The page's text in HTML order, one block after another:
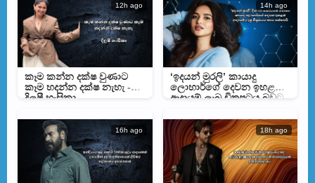
12h ago
කෑම කන්න දක්ෂ වුණාට
කෑම හදන්න දක්ෂ නැහැ -
දිලුෂී හංසිකා
14h ago
‘ඉදයන් මුරලි’ කායාදු
ලොහාර්ගේ දෙවන ඉහළම
ආදායම් ලැබූ චිත්‍රපටය බවට
16h ago 18h ago